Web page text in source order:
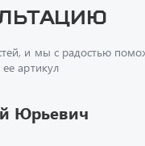
и мы с радостью
артикул
Юрьевич